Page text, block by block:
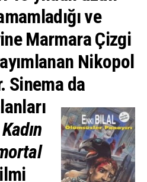
ve
Marmara Çizgi
Nikopol
Sinema da
Kadın